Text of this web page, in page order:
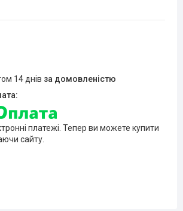
14 днів за домовленістю
платежі. Тепер ви можете купити
сайту.